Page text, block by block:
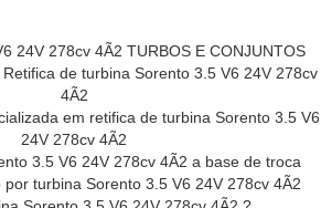
24V 278cv 4Ã2 TURBOS E CONJUNTOS
Retifica de turbina Sorento 3.5 V6 24V 278cv
4Ã2
em retifica de turbina Sorento 3.5 V6
24V 278cv 4Ã2
3.5 V6 24V 278cv 4Ã2 a base de troca
turbina Sorento 3.5 V6 24V 278cv 4Ã2